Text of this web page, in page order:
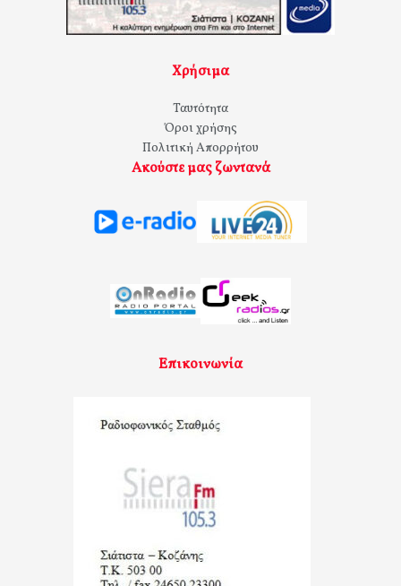
Χρήσιμα
Ταυτότητα
Όροι χρήσης
Πολιτική Απορρήτου
Ακούστε μας ζωντανά
Επικοινωνία